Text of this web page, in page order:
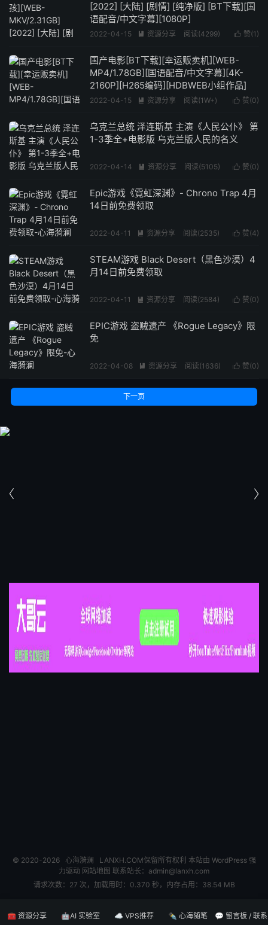
[2022] [大陆] [剧情] [纯净版] [BT下载][国
语配音/中文字幕][1080P]
 赞(1 )
2022-04-15  资源分享 阅读(4299)
国产电影[BT下载][幸运贩卖机][WEB-
MP4/1.78GB][国语配音/中文字幕][4K-
2160P][H265编码][HDBWEB小组作品]
 赞(0)
2022-04-15  资源分享 阅读(1W+)
乌克兰总统 泽连斯基 主演《人民公仆》 第
1-3季全+电影版 乌克兰版人民的名义
 赞(0)
2022-04-14  资源分享 阅读(5105)
Epic游戏《霓虹深渊》- Chrono Trap 4月
14日前免费领取
 赞(4)
2022-04-11  资源分享 阅读(2535)
STEAM游戏 Black Desert（黑色沙漠）4
月14日前免费领取
 赞(0)
2022-04-11  资源分享 阅读(2584)
EPIC游戏 盗贼遗产 《Rogue Legacy》限
免
 赞(0)
2022-04-08  资源分享 阅读(1636)
下一页


© 2020-2026 心海漪澜 LANXH.COM保留所有权利 本站由 WordPress 强
力驱动 网站地图 联系站长： admin@lanxh.com
请求次数：27 次，加载用时：0.370 秒，内存占用：38.54 MB
🧰 资源分享 🤖AI 实验室 ☁️ VPS推荐 ✒️ 心海随笔 💬 留言板 / 联系